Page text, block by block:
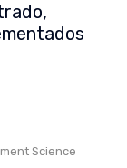
Science